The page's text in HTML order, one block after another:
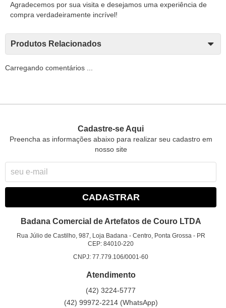
Agradecemos por sua visita e desejamos uma experiência de
compra verdadeiramente incrível!
Produtos Relacionados
Carregando comentários ...
Cadastre-se Aqui
Preencha as informações abaixo para realizar seu cadastro em
nosso site
CADASTRAR
Badana Comercial de Artefatos de Couro LTDA
Rua Júlio de Castilho, 987, Loja Badana- Centro, Ponta Grossa- PR
CEP: 84010-220
CNPJ: 77.779.106/0001-60
Atendimento
(42) 3224-5777
(42) 99972-2214 (WhatsApp)